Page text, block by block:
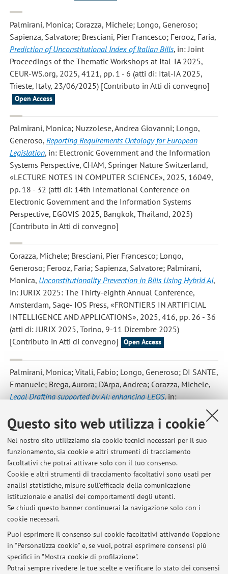
Questo sito web utilizza i cookie
Nel nostro sito utilizziamo sia cookie tecnici necessari per il suo
funzionamento, sia cookie e altri strumenti di tracciamento
facoltativi che potrai attivare solo con il tuo consenso.
Cookie e altri strumenti di tracciamento facoltativi sono usati per
analisi statistiche, misure sull'efficacia della comunicazione
istituzionale e analisi dei comportamenti degli utenti.
Se chiudi questo banner continuerai la navigazione solo con i
cookie necessari.
Puoi esprimere il consenso sui cookie facoltativi attivando l'opzione
in "Personalizza cookie" e, se vuoi, potrai esprimere consensi più
specifici in "Mostra cookie di profilazione".
Potrai sempre rivedere le tue scelte e verificare lo stato dei consensi
Palmirani, Monica; Corazza, Michele; Longo, Generoso;
Sapienza, Salvatore; Bresciani, Pier Francesco; Ferooz, Faria,
Prediction of Unconstitutional Index of Italian Bills, in: Joint
Proceedings of the Thematic Workshops at Ital-IA 2025,
CEUR-WS.org, 2025, 4121, pp. 1 - 6 (atti di: Ital-IA 2025,
Trieste, Italy, 23/06/2025) [Contributo in Atti di convegno]
Open Access
Palmirani, Monica; Nuzzolese, Andrea Giovanni; Longo,
Generoso, Reporting Requirements Ontology for European
Legislation, in: Electronic Government and the Information
Systems Perspective, CHAM, Springer Nature Switzerland,
«LECTURE NOTES IN COMPUTER SCIENCE», 2025, 16049,
pp. 18 - 32 (atti di: 14th International Conference on
Electronic Government and the Information Systems
Perspective, EGOVIS 2025, Bangkok, Thailand, 2025)
[Contributo in Atti di convegno]
Corazza, Michele; Bresciani, Pier Francesco; Longo,
Generoso; Ferooz, Faria; Sapienza, Salvatore; Palmirani,
Monica, Unconstitutionality Prevention in Bills Using Hybrid AI,
in: JURIX 2025: The Thirty-eighth Annual Conference,
Amsterdam, Sage- IOS Press, «FRONTIERS IN ARTIFICIAL
INTELLIGENCE AND APPLICATIONS», 2025, 416, pp. 26 - 36
(atti di: JURIX 2025, Torino, 9-11 Dicembre 2025)
[Contributo in Atti di convegno]
Open Access
Palmirani, Monica; Vitali, Fabio; Longo, Generoso; DI SANTE,
Emanuele; Brega, Aurora; D'Arpa, Andrea; Corazza, Michele,
Legal Drafting supported by AI: enhancing LEOS, in:
Proceedings of the Ital-IA Intelligenza Artificiale - Thematic
Workshops co-located with the 4th CINI National Lab AIIS
Conference on Artificial Intelligence (Ital-IA 2024), Aachen,
CEUR-WS, «CEUR WORKSHOP PROCEEDINGS», 2024, 3762,
pp. 458 - 463 (atti di: 2024 Ital-IA Intelligenza Artificiale -
Thematic Workshops, Ital-IA 2024, Naples, Italy, May 29-30,
2024) [Contributo in Atti di convegno] Open Access
Ultimi avvisi